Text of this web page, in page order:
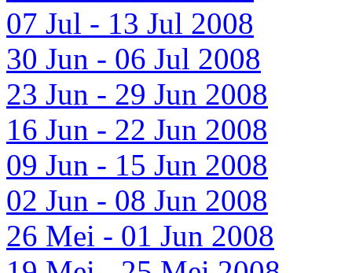
07 Jul - 13 Jul 2008
30 Jun - 06 Jul 2008
23 Jun - 29 Jun 2008
16 Jun - 22 Jun 2008
09 Jun - 15 Jun 2008
02 Jun - 08 Jun 2008
26 Mei - 01 Jun 2008